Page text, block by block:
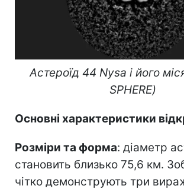
Астероїд 44 Nysa і його
SPHERE)
Основні характеристики
Розміри та форма: діаметр
становить близько 75,6 км.
чітко демонструють три